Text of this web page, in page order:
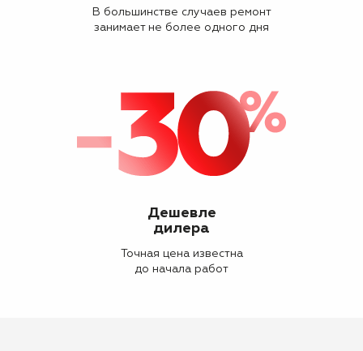
В большинстве случаев ремонт
занимает не более одного дня
Дешевле
дилера
Точная цена известна
до начала работ